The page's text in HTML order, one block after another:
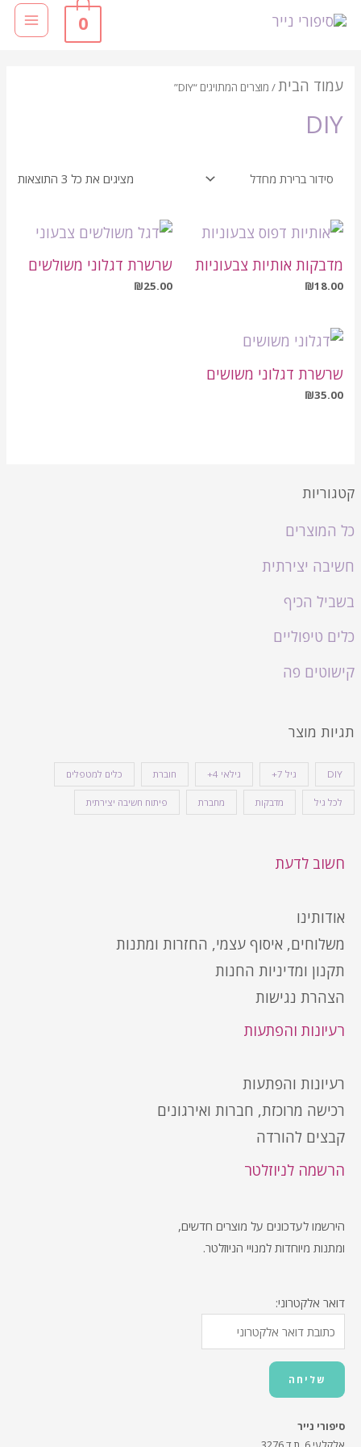
0
קטגוריות
כל המוצרים
חשיבה יצירתית
בשביל הכיף
כלים טיפוליים
קישוטים פה
תגיות מוצר
DIY גיל 7+ גילאי 4+ חוברת כלים למטפלים
לכל גיל מדבקות מחברת פיתוח חשיבה יצירתית
עמוד הבית/ מוצרים המתויגים “DIY”
DIY
מציגים את כל ⁦3⁩ התוצאות
מדבקות אותיות צבעוניות
₪18.00
שרשרת דגלוני משולשים
₪25.00
שרשרת דגלוני משושים
₪35.00
חשוב לדעת
אודותינו
משלוחים, איסוף עצמי, החזרות ומתנות
תקנון ומדיניות החנות
הצהרת נגישות
רעיונות והפתעות
רעיונות והפתעות
רכישה מרוכזת, חברות ואירגונים
קבצים להורדה
הרשמה לניוזלטר
הירשמו לעדכונים על מוצרים חדשים,
ומתנות מיוחדות למנויי הניוזלטר.
דואר אלקטרוני:
סיפורי נייר